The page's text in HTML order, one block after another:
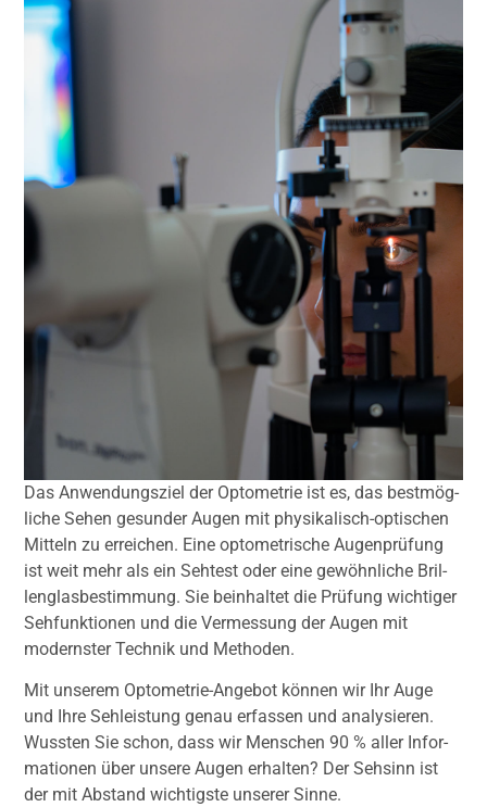
Das Anwen­dungs­ziel der Opto­me­trie ist es, das best­mög­
li­che Sehen gesun­der Augen mit phy­si­ka­lisch-opti­schen
Mit­teln zu errei­chen. Eine opto­me­tri­sche Augen­prü­fung
ist weit mehr als ein Seh­test oder eine gewöhn­li­che Bril­
len­glas­be­stim­mung. Sie beinhal­tet die Prü­fung wich­ti­ger
Seh­funk­tio­nen und die Ver­mes­sung der Augen mit
moderns­ter Tech­nik und Metho­den.
Mit unse­rem Opto­me­trie-Ange­bot kön­nen wir Ihr Auge
und Ihre Seh­leis­tung genau erfas­sen und ana­ly­sie­ren.
Wuss­ten Sie schon, dass wir Men­schen 90 % aller Infor­
ma­tio­nen über unse­re Augen erhal­ten? Der Seh­sinn ist
der mit Abstand wich­tigs­te unse­rer Sin­ne.